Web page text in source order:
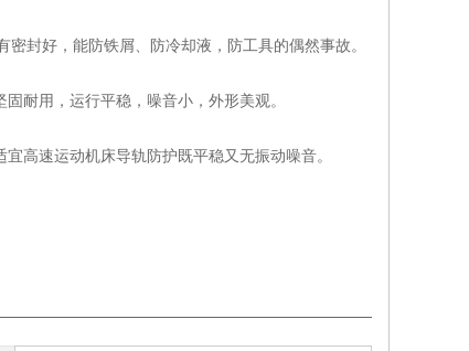
密封好，能防铁屑、防冷却液，防工具的偶然事故。
固耐用，运行平稳，噪音小，外形美观。
宜高速运动机床导轨防护既平稳又无振动噪音。